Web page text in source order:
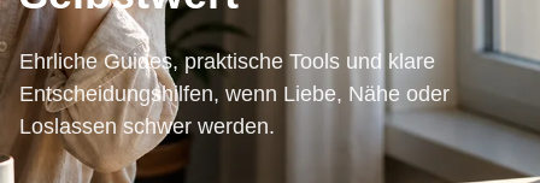
Ehrliche Guides, praktische Tools und klare
Entscheidungshilfen, wenn Liebe, Nähe oder
Loslassen schwer werden.